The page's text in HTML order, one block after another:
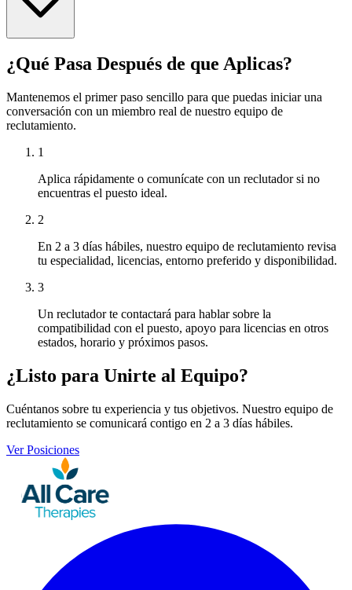
¿Qué Pasa Después de que Aplicas?
Mantenemos el primer paso sencillo para que puedas iniciar una
conversación con un miembro real de nuestro equipo de
reclutamiento.
1
Aplica rápidamente o comunícate con un reclutador si no
encuentras el puesto ideal.
2
En 2 a 3 días hábiles, nuestro equipo de reclutamiento revisa
tu especialidad, licencias, entorno preferido y disponibilidad.
3
Un reclutador te contactará para hablar sobre la
compatibilidad con el puesto, apoyo para licencias en otros
estados, horario y próximos pasos.
¿Listo para Unirte al Equipo?
Cuéntanos sobre tu experiencia y tus objetivos. Nuestro equipo de
reclutamiento se comunicará contigo en 2 a 3 días hábiles.
Ver Posiciones